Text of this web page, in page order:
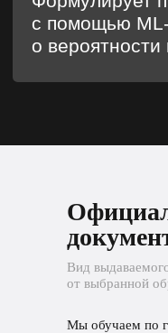
Вид
от выбранной
Мы обучаем по